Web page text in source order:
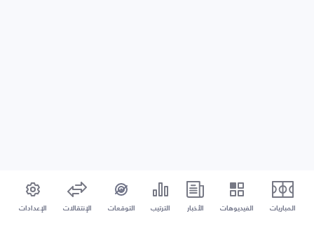
المباريات الفيديوهات الأخبار الترتيب التوقعات الإنتقالات الإعدادات